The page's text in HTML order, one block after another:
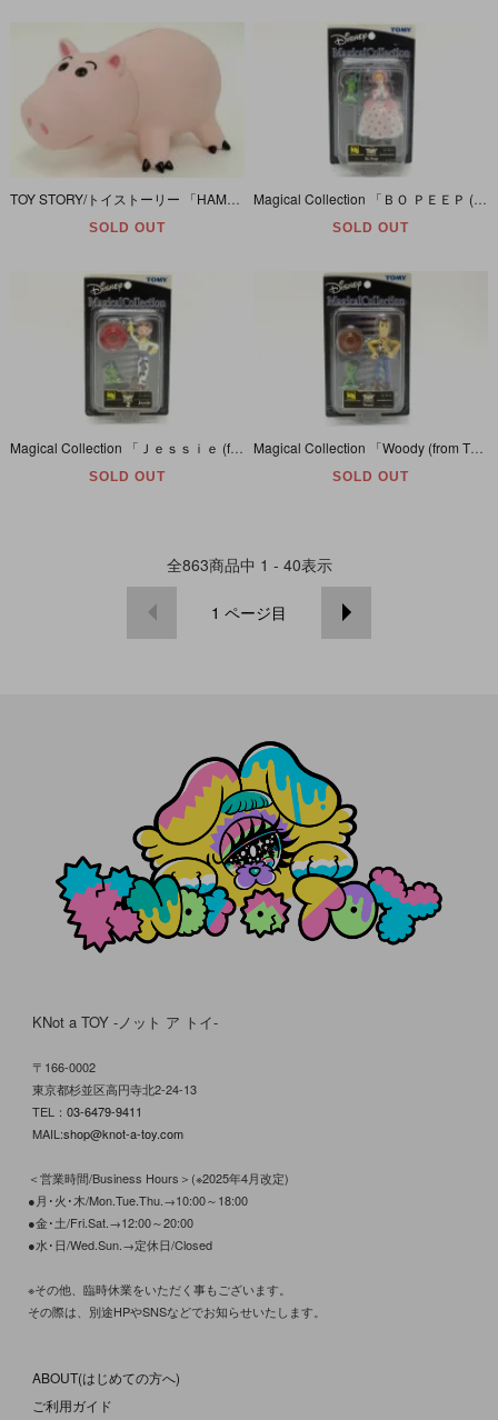
SOLD OUT SOLD OUT
Magical Collection 「Ｊｅｓｓｉｅ (from TOY STORY)ジェシー/トイストーリー」 035
SOLD OUT SOLD OUT
全863商品中 1 - 40表示
1 ページ目
KNot a TOY -ノット ア トイ-
〒166-0002
東京都杉並区高円寺北2-24-13
TEL： 03-6479-9411
MAIL:shop@knot-a-toy.com
＜営業時間/Business Hours＞(※2025年4月改定)
●月･火･木/Mon.Tue.Thu.→10:00～18:00
●金･土/Fri.Sat.→12:00～20:00
●水･日/Wed.Sun.→定休日/Closed
※その他、臨時休業をいただく事もございます。
その際は、別途HPやSNSなどでお知らせいたします。
ABOUT(はじめての方へ)
ご利用ガイド